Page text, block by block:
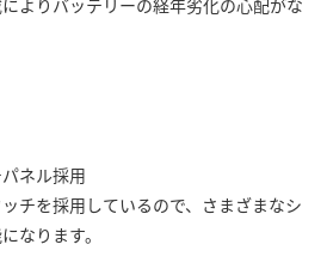
よりバッテリーの経年劣化の心配がな
ネル採用
チを採用しているので、さまざまなシ
なります。